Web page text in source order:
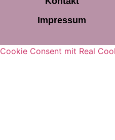
Impressum
Cookie Consent mit Real